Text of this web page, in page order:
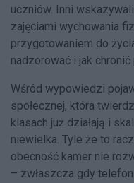
uczniów. Inni
zajęciami wychowania
przygotowaniem do
nadzorować i jak
Wśród wypowiedzi
społecznej, która
klasach już działają i
niewielka. Tyle że to
obecność kamer nie
– zwłaszcza gdy